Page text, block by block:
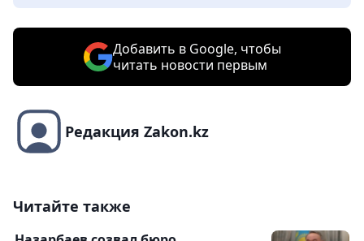
Добавить в Google, чтобы
читать новости первым
Редакция Zakon.kz
Читайте также